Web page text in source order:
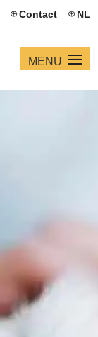
Contact NL